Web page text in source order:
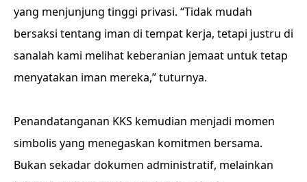
yang menjunjung tinggi privasi. “Tidak mudah
bersaksi tentang iman di tempat kerja, tetapi justru di
sanalah kami melihat keberanian jemaat untuk tetap
menyatakan iman mereka,” tuturnya.
Penandatanganan KKS kemudian menjadi momen
simbolis yang menegaskan komitmen bersama.
Bukan sekadar dokumen administratif, melainkan